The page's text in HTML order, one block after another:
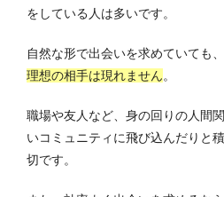
をしている人は多いです。
自然な形で出会いを求めていても、
理想の相手は現れません。
職場や友人など、身の回りの人間
いコミュニティに飛び込んだりと
切です。